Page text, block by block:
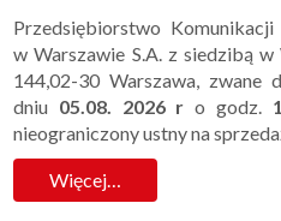
Przedsiębiorstwo Komunikacji
w Warszawie S.A. z siedzibą
144,02-30 Warszawa, zwane
dniu 05.08. 2026 r o godz.
nieograniczony ustny na
Więcej…